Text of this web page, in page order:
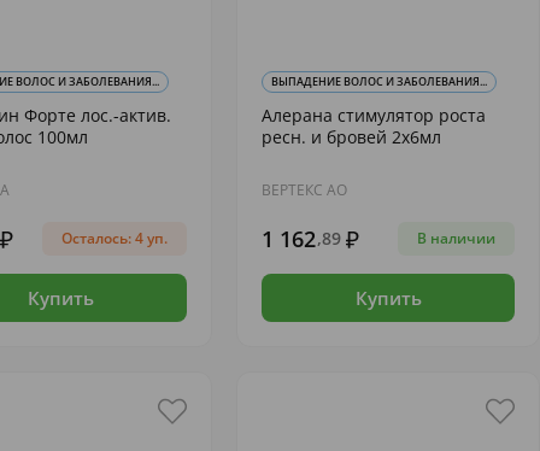
ВОЛОС И ЗАБОЛЕВАНИЯ...
Форте лос.-актив.
100мл
Осталось: 4 уп.
Купить
ВЫПАДЕНИЕ ВОЛОС И ЗАБОЛЕВАНИЯ...
Алерана стимулятор роста
ресн. и бровей 2х6мл
ВЕРТЕКС АО
1 162,89 В наличии
Купить